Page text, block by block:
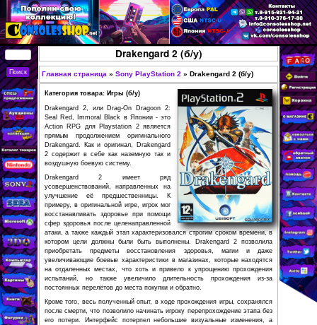
Перейти к основному
содержанию
КУПИТЬ
СОВРЕМЕННЫЕ И
РЕТРО ИГРОВЫЕ
ПРИСТАВКИ,
ИГРЫ, ФИГУРКИ,
РЕДКИЕ
КОЛЛЕКЦИОННЫЕ
ТОВАРЫ В
ИНТЕРНЕТ-
МАГАЗИНЕ
CONSOLESSHOP
Drakengard 2 (б/у)
Вы здесь
Главная страница » Sony PlayStation 2 »
Категория товара: Игры (б/у)
Drakengard 2, или Drag-On Dragoon 2:
Seal Red, Immoral Black в Японии - это
Action RPG для Playstation 2 является
прямым продолжением оригинального
Drakengard. Как и оригинал, Drakengard
2 содержит в себе как наземную так и
воздушную боевую систему.
Drakengard 2 имеет ряд
усовершенствований, направленных на
улучшение её предшественницы. К
примеру, в оригинальной игре, игрок мог
восстанавливать здоровье при помощи
сфер здоровья после целенаправленной